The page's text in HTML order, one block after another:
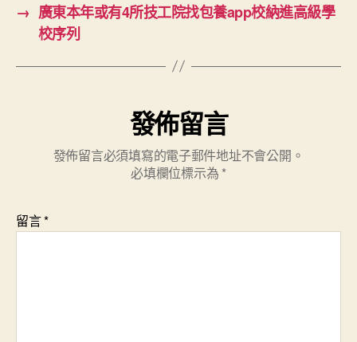
→ 廣東本年或有4所技工院找包養app校納進高級學
校序列
發佈留言
發佈留言必須填寫的電子郵件地址不會公開。
必填欄位標示為 *
留言*